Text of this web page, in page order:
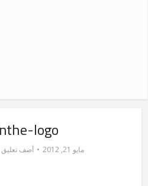
logo
مايو 21, 2012 أضف تعليق